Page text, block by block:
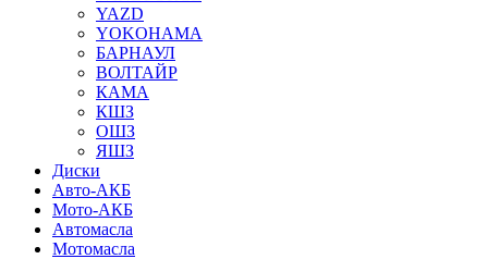
YAZD
YOKOHAMA
БАРНАУЛ
ВОЛТАЙР
КАМА
КШЗ
ОШЗ
ЯШЗ
Диски
Авто-АКБ
Мото-АКБ
Автомасла
Мотомасла